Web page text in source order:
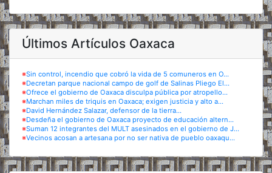
Últimos Artículos Oaxaca
※Sin control, incendio que cobró la vida de 5 comuneros en O...
※Decretan parque nacional campo de golf de Salinas Pliego El...
※Ofrece el gobierno de Oaxaca disculpa pública por atropello...
※Marchan miles de triquis en Oaxaca; exigen justicia y alto a...
※David Hernández Salazar, defensor de la tierra...
※Desdeña el gobierno de Oaxaca proyecto de educación altern...
※Suman 12 integrantes del MULT asesinados en el gobierno de J...
※Vecinos acosan a artesana por no ser nativa de pueblo oaxaqu...